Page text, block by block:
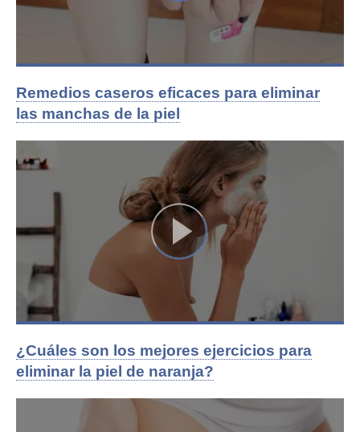
Remedios caseros eficaces para eliminar
las manchas de la piel
¿Cuáles son los mejores ejercicios para
eliminar la piel de naranja?